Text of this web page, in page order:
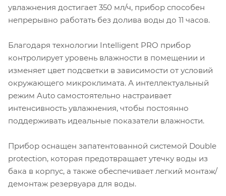
увлажнения достигает 350 мл/ч, прибор способен
непрерывно работать без долива воды до 11 часов.
Благодаря технологии Intelligent PRO прибор
контролирует уровень влажности в помещении и
изменяет цвет подсветки в зависимости от условий
окружающего микроклимата. А интеллектуальный
режим Auto самостоятельно настраивает
интенсивность увлажнения, чтобы постоянно
поддерживать идеальные показатели влажности.
Прибор оснащен запатентованной системой Double
protection, которая предотвращает утечку воды из
бака в корпус, а также обеспечивает легкий монтаж/
демонтаж резервуара для воды.